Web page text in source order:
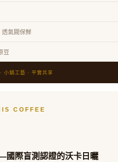
透氣閥保鮮
豆
小鍋工藝 · 平實共享
COFFEE
際盲測認證的沃卡日曬